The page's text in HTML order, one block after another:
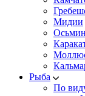
Мидии
Рыба
По